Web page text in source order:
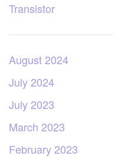
Transistor
August 2024
July 2024
July 2023
March 2023
February 2023